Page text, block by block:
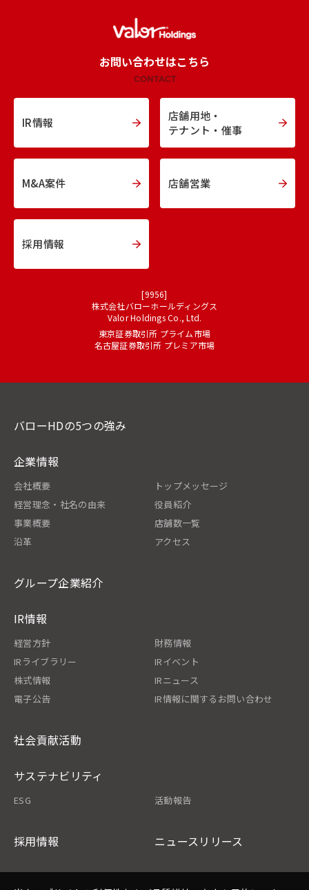
お問い合わせはこちら
CONTACT
IR情報
店舗用地・
テナント・催事
M&A案件 店舗営業
採用情報
[9956]
株式会社バローホールディングス
Valor Holdings Co., Ltd.
東京証券取引所 プライム市場
名古屋証券取引所 プレミア市場
バローHDの5つの強み
企業情報
会社概要
トップメッセージ
経営理念・社名の由来
役員紹介
事業概要
店舗数一覧
沿革
アクセス
グループ企業紹介
IR情報
経営方針
財務情報
IRライブラリー
IRイベント
株式情報
IRニュース
電子公告
IR情報に関するお問い合わせ
社会貢献活動
サステナビリティ
ESG 活動報告
採用情報 ニュースリリース